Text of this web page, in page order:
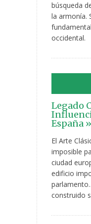
búsqueda
la armonía.
occidental.
Legado
España »
El Arte
imposible
ciudad
edificio
construido